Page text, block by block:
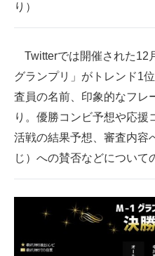
電子設計の基本と応用
エネルギーの専門メディア
建設×テクノロジーの最前線
ちょっと気になるネットの話題
り）
Twitterでは開催された12
グランプリ」がトレンド1
査員の名前、印象的なフレ
り。優勝コンビ予想や応援
活戦の結果予想、審査内容
じ）への賛否などについて